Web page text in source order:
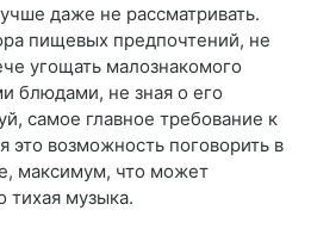
даже не рассматривать.
пищевых предпочтений, не
угощать малознакомого
блюдами, не зная о его
самое главное требование к
это возможность поговорить в
максимум, что может
музыка.